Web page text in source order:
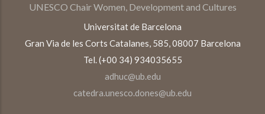
UNESCO Chair Women, Development and Cultures
Universitat de Barcelona
Gran Via de les Corts Catalanes, 585, 08007 Barcelona
Tel. (+00 34) 934035655
adhuc@ub.edu
catedra.unesco.dones@ub.edu